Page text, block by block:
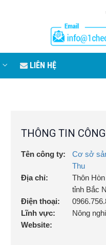
LIÊN HỆ
THÔNG TIN
Tên công ty:
Cơ sở
Thu
Địa chỉ:
Thôn
tỉnh Bắc
Điện thoại:
Lĩnh vực:
Nông
Website: